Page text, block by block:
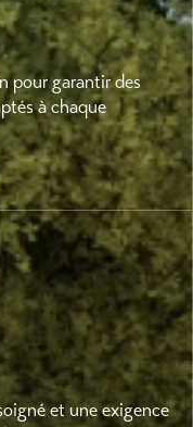
pour garantir des
à chaque
et une exigence